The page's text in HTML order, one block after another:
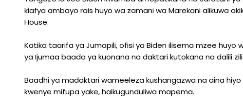
kiafya ambayo rais huyo wa zamani wa Marekani alikuwa
House.
Katika taarifa ya Jumapili, ofisi ya Biden ilisema mzee huyo
ya Ijumaa baada ya kuonana na daktari kutokana na dalili
Baadhi ya madaktari wameeleza kushangazwa na aina
kwenye mifupa yake, haikugunduliwa mapema.